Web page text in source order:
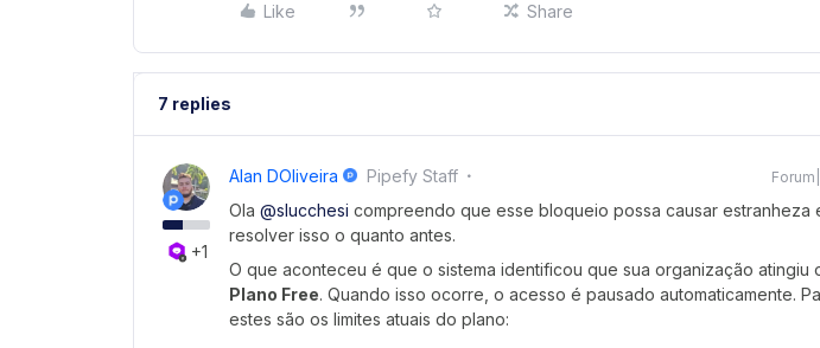
Like Share
7 replies
+1
Alan DOliveira Pipefy Staff
Ola ​ @slucchesi compreendo que esse bloqueio possa causar estranheza
resolver isso o quanto antes.
O que aconteceu é que o sistema identificou que sua organização atingiu
Plano Free. Quando isso ocorre, o acesso é pausado automaticamente.
estes são os limites atuais do plano: